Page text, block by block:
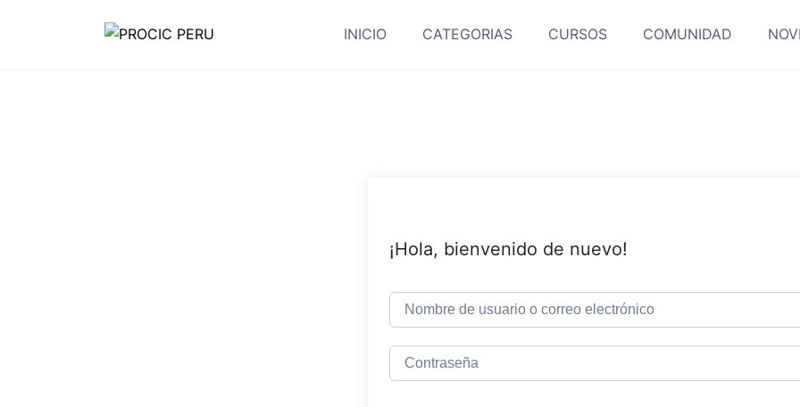
INICIO CATEGORIAS CURSOS COMUNIDAD
¡Hola, bienvenido de nuevo!